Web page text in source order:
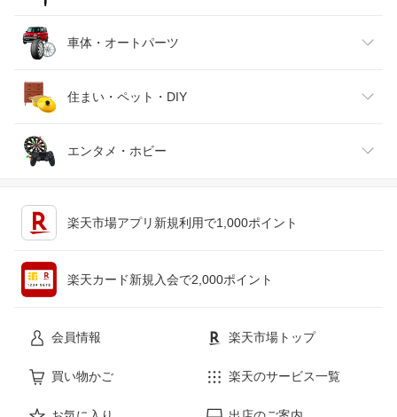
靴
腕時計
ジュエリー・アクセサリー
日本酒・焼酎
TV・オーディオ・カメラ
スマートフォン・タブレット
パソコン・周辺機器
スポーツ・アウトドア
ゴルフ
車体・オートパーツ
車用品・バイク用品
車・バイク
住まい・ペット・DIY
インテリア・寝具・収納
エンタメ・ホビー
楽天市場アプリ新規利用で1,000ポイント
楽天カード新規入会で2,000ポイント
会員情報 楽天市場トップ
買い物かご 楽天のサービス一覧